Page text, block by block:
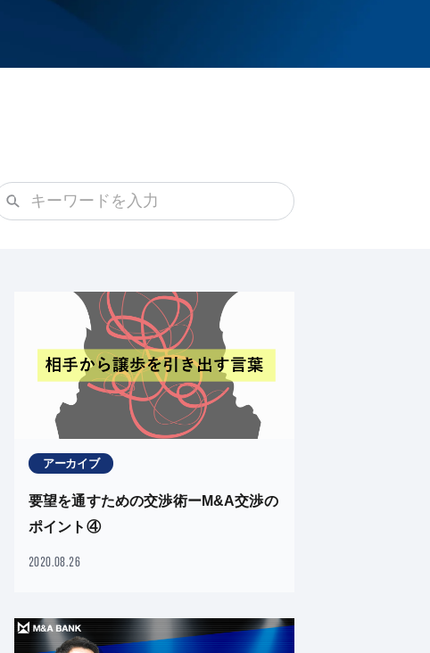
アーカイブ
要望を通すための交渉術ーM&A交渉の
ポイント④
2020.08.26